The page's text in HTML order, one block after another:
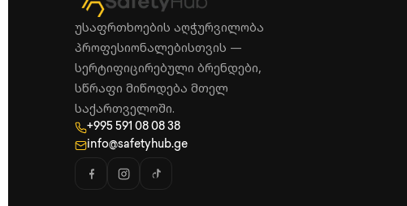
უსაფრთხოების აღჭურვილობა
პროფესიონალებისთვის —
სერტიფიცირებული ბრენდები,
სწრაფი მიწოდება მთელ
საქართველოში.
+995 591 08 08 38
info@safetyhub.ge